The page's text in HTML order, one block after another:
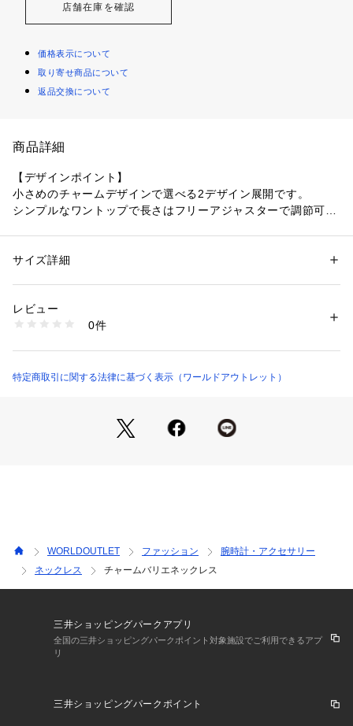
店舗在庫を確認
価格表示について
取り寄せ商品について
返品交換について
商品詳細
【デザインポイント】
小さめのチャームデザインで選べる2デザイン展開です。
シンプルなワントップで長さはフリーアジャスターで調節可能
【スタイリングポイント】
若干製品と画像のカラーが異なる場合もございます。
性別：レディース
素材：真ちゅう 合金 淡水パール
商品番号：
127-04306 （ショップ）
サイズ詳細
レビュー
0件
特定商取引に関する法律に基づく表示（ワールドアウトレット）
WORLDOUTLET ファッション
腕時計・アクセサリー
ネックレス
チャームバリエネックレス
三井ショッピングパークアプリ
全国の三井ショッピングパークポイント対象施設でご利用できるアプ
リ
三井ショッピングパークポイント